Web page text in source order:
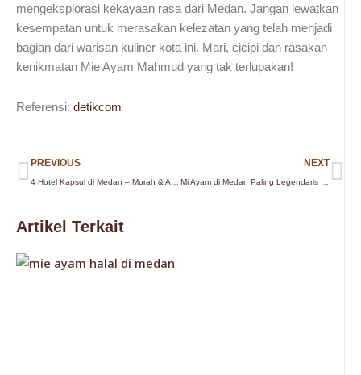
mengeksplorasi kekayaan rasa dari Medan. Jangan lewatkan
kesempatan untuk merasakan kelezatan yang telah menjadi
bagian dari warisan kuliner kota ini. Mari, cicipi dan rasakan
kenikmatan Mie Ayam Mahmud yang tak terlupakan!
Referensi: detikcom
Prev
PREVIOUS
4 Hotel Kapsul di Medan – Murah & Aman
NEXT
Mi Ayam di Medan Paling Legendaris & Hits
Artikel Terkait